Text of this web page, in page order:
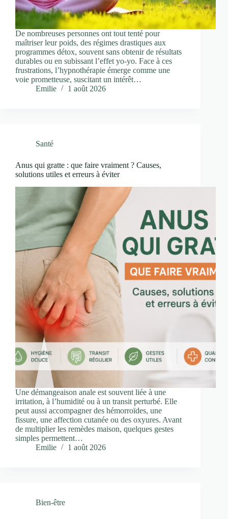
De nombreuses personnes ont tout tenté pour
maîtriser leur poids, des régimes drastiques aux
programmes détox, souvent sans obtenir de résultats
durables ou en subissant l’effet yo-yo. Face à ces
frustrations, l’hypnothérapie émerge comme une
voie prometteuse, suscitant un intérêt…
Emilie
1 août 2026
Santé
Anus qui gratte : que faire vraiment ? Causes,
solutions utiles et erreurs à éviter
Une démangeaison anale est souvent liée à une
irritation, à l’humidité ou à un transit perturbé. Elle
peut aussi accompagner des hémorroïdes, une
fissure, une affection cutanée ou des oxyures. Avant
de multiplier les remèdes maison, quelques gestes
simples permettent…
Emilie
1 août 2026
Bien-être